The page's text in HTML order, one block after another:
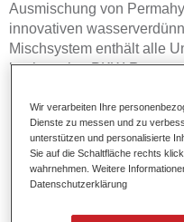
Ausmischung von
innovativen
Mischsystem enthält alle
hochwertige PKW-
Produktmerkmale
Einfach und schnell zu
Bietet eine hohe
Effektausrichtung.
Fördert kurze
Ermöglicht einfaches
Wir verarbeiten Ihre
Dienste zu messen und zu
unterstützen und personalisierte
Sie auf die Schaltfläche rechts
wahrnehmen. Weitere
Datenschutzerklärung